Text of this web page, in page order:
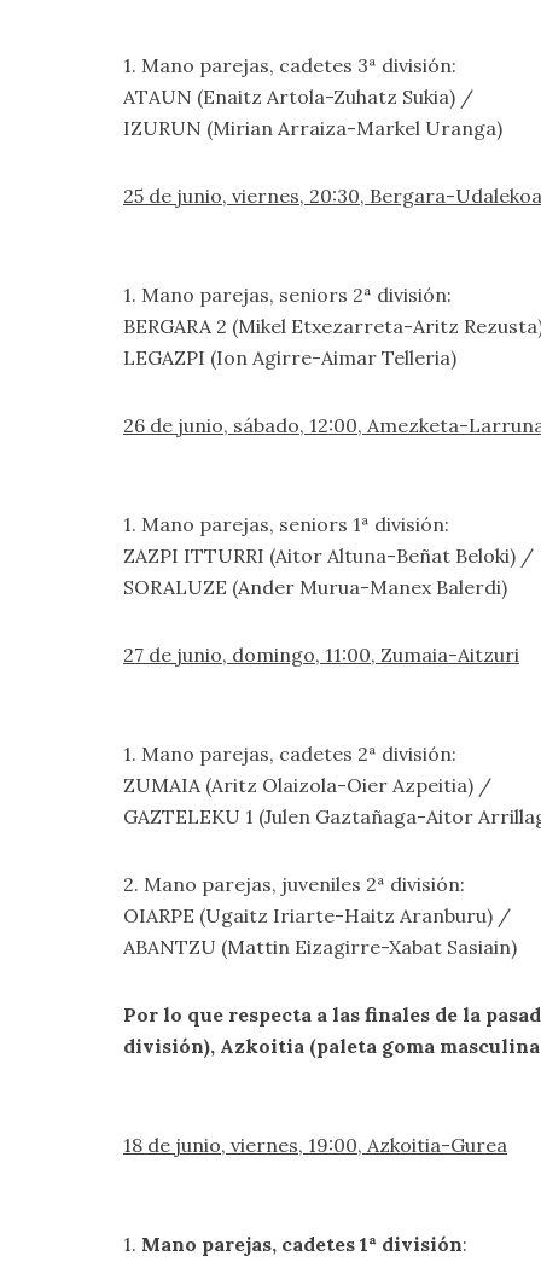
1. Mano parejas, cadetes 3ª división:
ATAUN (Enaitz Artola-Zuhatz Sukia) /
IZURUN (Mirian Arraiza-Markel Uranga)
25 de junio, viernes, 20:30, Bergara-Udalekoa
1. Mano parejas, seniors 2ª división:
BERGARA 2 (Mikel Etxezarreta-Aritz
LEGAZPI (Ion Agirre-Aimar Telleria)
26 de junio, sábado, 12:00, Amezketa-
1. Mano parejas, seniors 1ª división:
ZAZPI ITTURRI (Aitor Altuna-Beñat Beloki) /
SORALUZE (Ander Murua-Manex Balerdi)
27 de junio, domingo, 11:00, Zumaia-Aitzuri
1. Mano parejas, cadetes 2ª división:
ZUMAIA (Aritz Olaizola-Oier Azpeitia) /
GAZTELEKU 1 (Julen Gaztañaga-Aitor
2. Mano parejas, juveniles 2ª división:
OIARPE (Ugaitz Iriarte-Haitz Aranburu) /
ABANTZU (Mattin Eizagirre-Xabat Sasiain)
Por lo que respecta a las finales de la
división), Azkoitia (paleta goma
18 de junio, viernes, 19:00, Azkoitia-Gurea
1. Mano parejas, cadetes 1ª división: